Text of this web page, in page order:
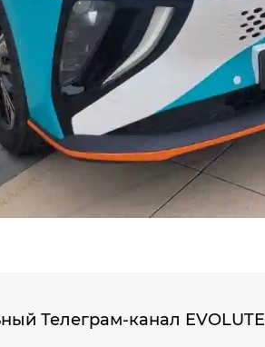
Телеграм-канал EVOLUTE